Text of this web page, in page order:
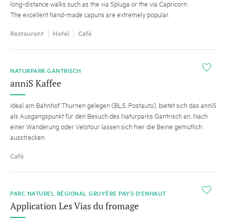
long-distance walks such as the via Spluga or the via Capricorn.
The excellent hand-made capuns are extremely popular.
Restaurant Hotel Café
i
NATURPARK GANTRISCH
anniS Kaffee
Ideal am Bahnhof Thurnen gelegen (BLS, Postauto), bietet sich das anniS
als Ausgangspunkt für den Besuch des Naturparks Gantrisch an. Nach
einer Wanderung oder Velotour lassen sich hier die Beine gemütlich
ausstrecken.
Café
i
PARC NATUREL RÉGIONAL GRUYÈRE PAYS-D'ENHAUT
Application Les Vias du fromage